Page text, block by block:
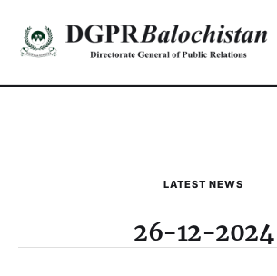
LATEST NEWS
26-12-2024